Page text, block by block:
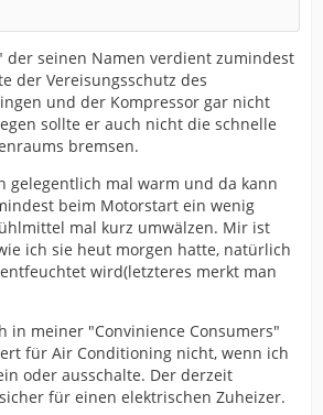
der seinen Namen verdient zumindest
der Vereisungsschutz des
und der Kompressor gar nicht
sollte er auch nicht die schnelle
bremsen.
gelegentlich mal warm und da kann
beim Motorstart ein wenig
mal kurz umwälzen. Mir ist
ich sie heut morgen hatte, natürlich
wird(letzteres merkt man
in meiner "Convinience Consumers"
für Air Conditioning nicht, wenn ich
oder ausschalte. Der derzeit
für einen elektrischen Zuheizer.